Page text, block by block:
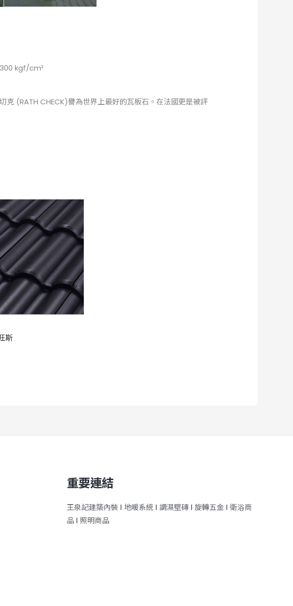
kgf/cm²
(RATH CHECK)譽為世界上最好的瓦板石。在法國更是被評
斯
重要連結
王泉記建築內裝 ǀ 地暖系統 ǀ 調濕壁磚 ǀ 旋轉五金 ǀ 衛浴商
品 ǀ 照明商品